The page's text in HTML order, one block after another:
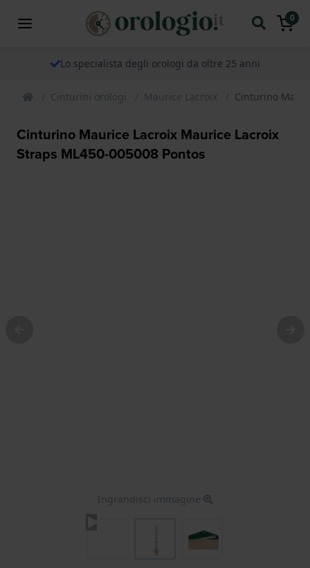
0
Lo specialista degli orologi da oltre 25 anni
Cinturini orologi Maurice Lacroix Cinturino
Cinturino Maurice Lacroix Maurice Lacroix
Straps ML450-005008 Pontos
Ingrandisci immagine